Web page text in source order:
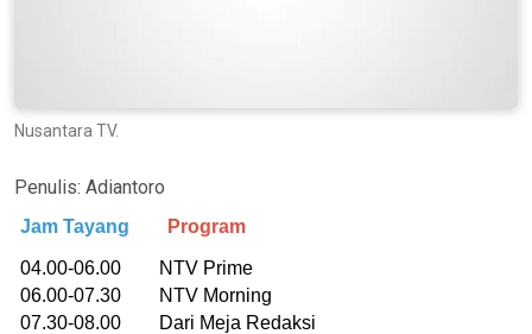
Nusantara TV.
Penulis: Adiantoro
Jam Tayang Program
04.00-06.00 NTV Prime
06.00-07.30 NTV Morning
07.30-08.00 Dari Meja Redaksi